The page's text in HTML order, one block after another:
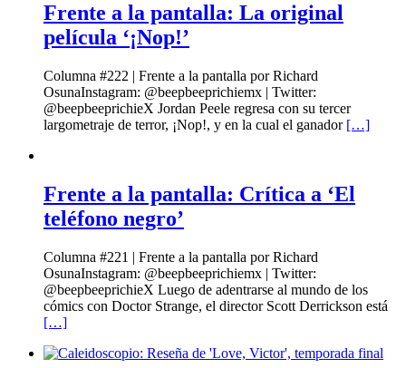
Frente a la pantalla: La original
película ‘¡Nop!’
Columna #222 | Frente a la pantalla por Richard
OsunaInstagram: @beepbeeprichiemx | Twitter:
@beepbeeprichieX Jordan Peele regresa con su tercer
largometraje de terror, ¡Nop!, y en la cual el ganador […]
Frente a la pantalla: Crítica a ‘El
teléfono negro’
Columna #221 | Frente a la pantalla por Richard
OsunaInstagram: @beepbeeprichiemx | Twitter:
@beepbeeprichieX Luego de adentrarse al mundo de los
cómics con Doctor Strange, el director Scott Derrickson está
[…]